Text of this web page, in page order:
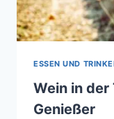
ESSEN UND
Wein in der
Genießer